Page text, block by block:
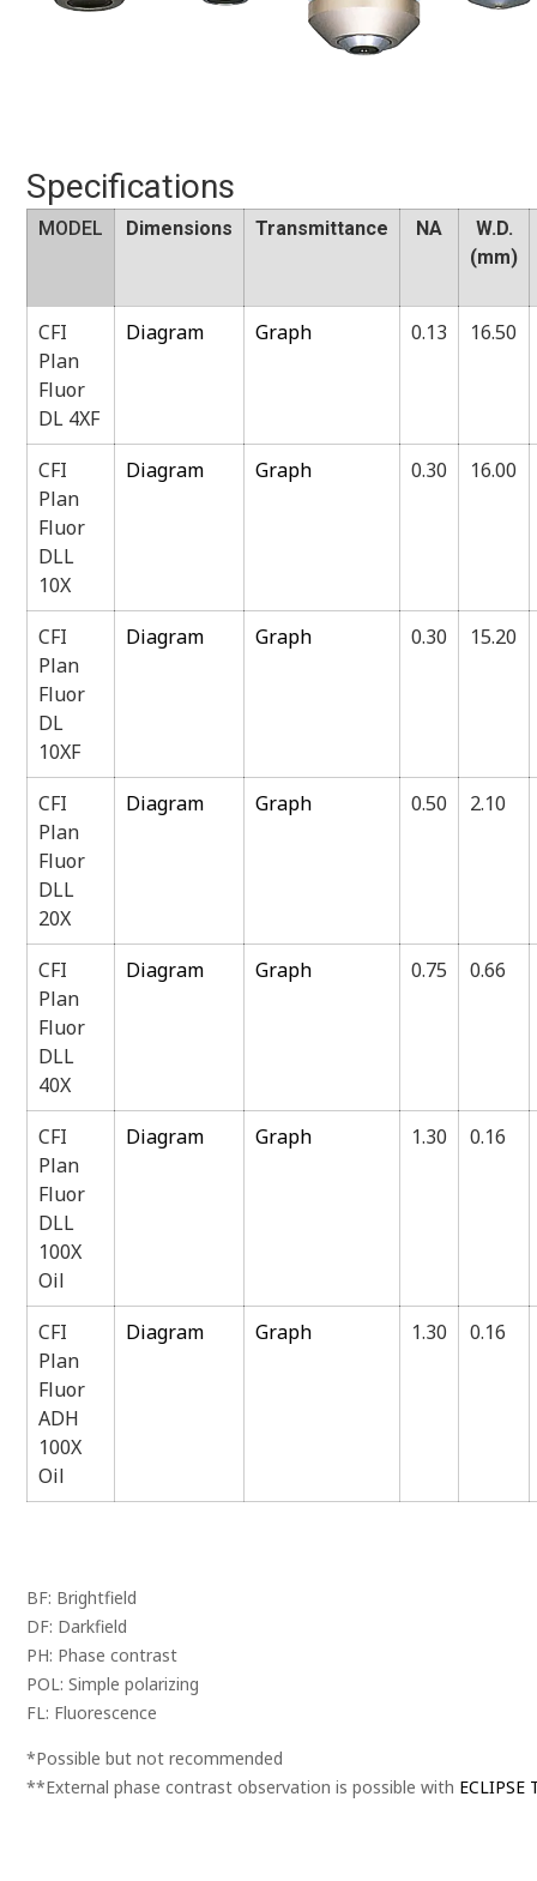
Specifications
MODEL Dimensions Transmittance NA
W.D.
(mm)
CFI
Plan
Fluor
DL 4XF
Diagram Graph 0.13 16.50
CFI
Plan
Fluor
DLL
10X
Diagram Graph 0.30 16.00
CFI
Plan
Fluor
DL
10XF
Diagram Graph 0.30 15.20
CFI
Plan
Fluor
DLL
20X
Diagram Graph 0.50 2.10
CFI
Plan
Fluor
DLL
40X
Diagram Graph 0.75 0.66
CFI
Plan
Fluor
DLL
100X
Oil
Diagram Graph 1.30 0.16
CFI
Plan
Fluor
ADH
100X
Oil
Diagram Graph 1.30 0.16
BF: Brightfield
DF: Darkfield
PH: Phase contrast
POL: Simple polarizing
FL: Fluorescence
*Possible but not recommended
**External phase contrast observation is possible with ECLIPSE